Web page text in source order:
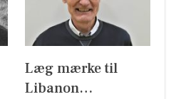
Læg mærke til
Libanon…